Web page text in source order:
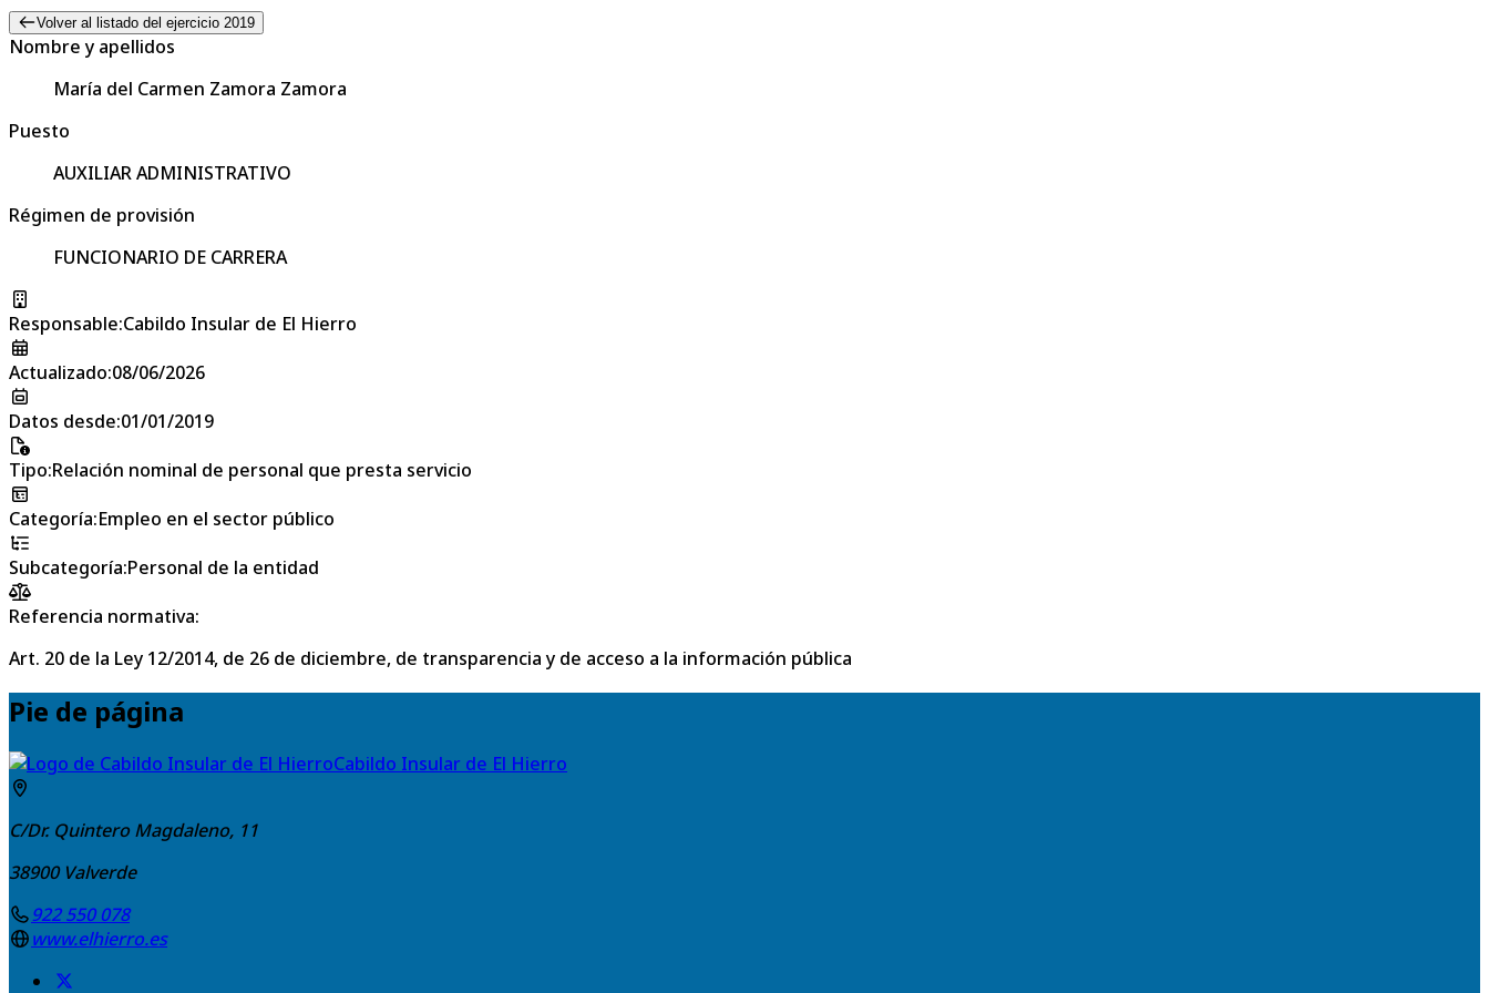
Volver al listado del ejercicio 2019
Nombre y apellidos
María del Carmen Zamora Zamora
Puesto
AUXILIAR ADMINISTRATIVO
Régimen de provisión
FUNCIONARIO DE CARRERA
Responsable:Cabildo Insular de El Hierro
Actualizado:08/06/2026
Datos desde:01/01/2019
Tipo:Relación nominal de personal que presta servicio
Categoría:Empleo en el sector público
Subcategoría:Personal de la entidad
Referencia normativa:
Art. 20 de la Ley 12/2014, de 26 de diciembre, de transparencia y de acceso a la información pública
Pie de página
Cabildo Insular de El Hierro
C/Dr. Quintero Magdaleno, 11
38900 Valverde
922 550 078
www.elhierro.es